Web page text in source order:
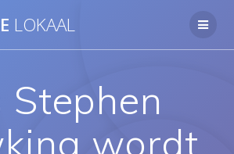
naar
LOKAAL
Stephen
wordt